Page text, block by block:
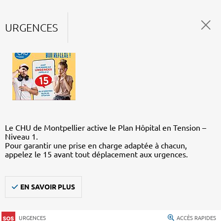
URGENCES
Le CHU de Montpellier active le Plan Hôpital en Tension –
Niveau 1.
Pour garantir une prise en charge adaptée à chacun,
appelez le 15 avant tout déplacement aux urgences.
EN SAVOIR PLUS
URGENCES ACCÈS RAPIDES